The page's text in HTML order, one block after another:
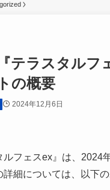
『テラスタル
トの概要
2024年12月6日
ルフェスex』は、
詳細については、以下